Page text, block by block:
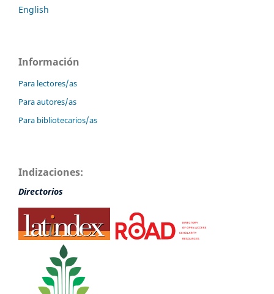
English
Información
Para lectores/as
Para autores/as
Para bibliotecarios/as
Indizaciones:
Directorios